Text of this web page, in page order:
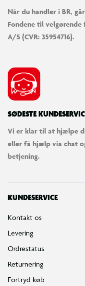
Når du handler i BR,
Fondene til velgørende
A/S (CVR: 35954716).
SØDESTE
Vi er klar til at hjælpe
eller få hjælp via chat
betjening.
KUNDESERVICE
Kontakt os
Levering
Ordrestatus
Returnering
Fortryd køb